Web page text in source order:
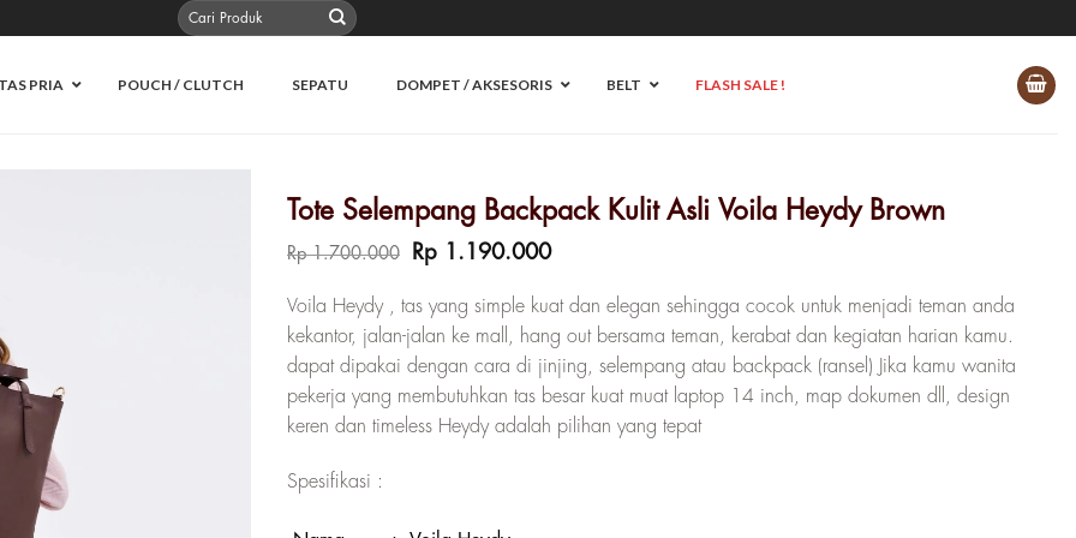
Pencarian
untuk:
TAS PRIA POUCH / CLUTCH SEPATU DOMPET / AKSESORIS BELT FLASH SALE !
Tote Selempang Backpack Kulit Asli Voila Heydy Brown
Rp1.700.000
Harga
Rp 1.700.000.
Rp 1.190.000Harga
ini
adalah:
Rp 1.190.000.
Voila Heydy , tas yang simple kuat dan elegan sehingga cocok untuk menjadi teman anda
kekantor, jalan-jalan ke mall, hang out bersama teman, kerabat dan kegiatan harian kamu.
dapat dipakai dengan cara di jinjing, selempang atau backpack (ransel) Jika kamu wanita
pekerja yang membutuhkan tas besar kuat muat laptop 14 inch, map dokumen dll, design
keren dan timeless Heydy adalah pilihan yang tepat
Spesifikasi :